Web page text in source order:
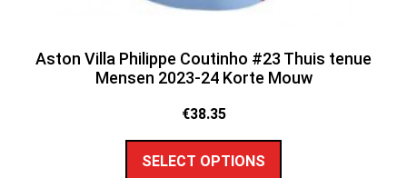
Aston Villa Philippe Coutinho #23 Thuis tenue
Mensen 2023-24 Korte Mouw
€38.35
SELECT OPTIONS